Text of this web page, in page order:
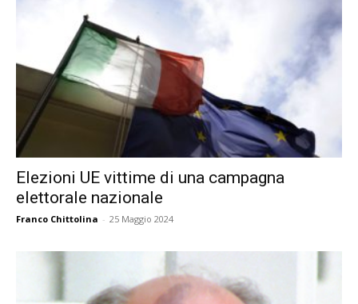
Elezioni UE vittime di una campagna
elettorale nazionale
Franco Chittolina - 25 Maggio 2024